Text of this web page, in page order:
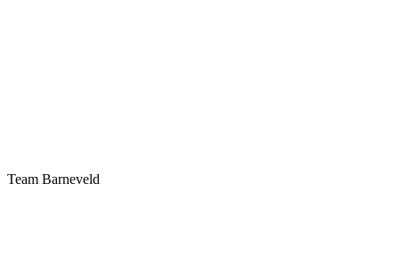
Team Barneveld